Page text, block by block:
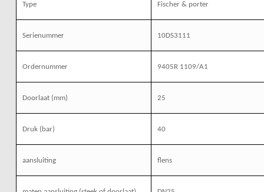
Type Fischer & porter
Serienummer 10DS3111
Ordernummer 9405R 1109/A1
Doorlaat (mm) 25
Druk (bar) 40
aansluiting flens